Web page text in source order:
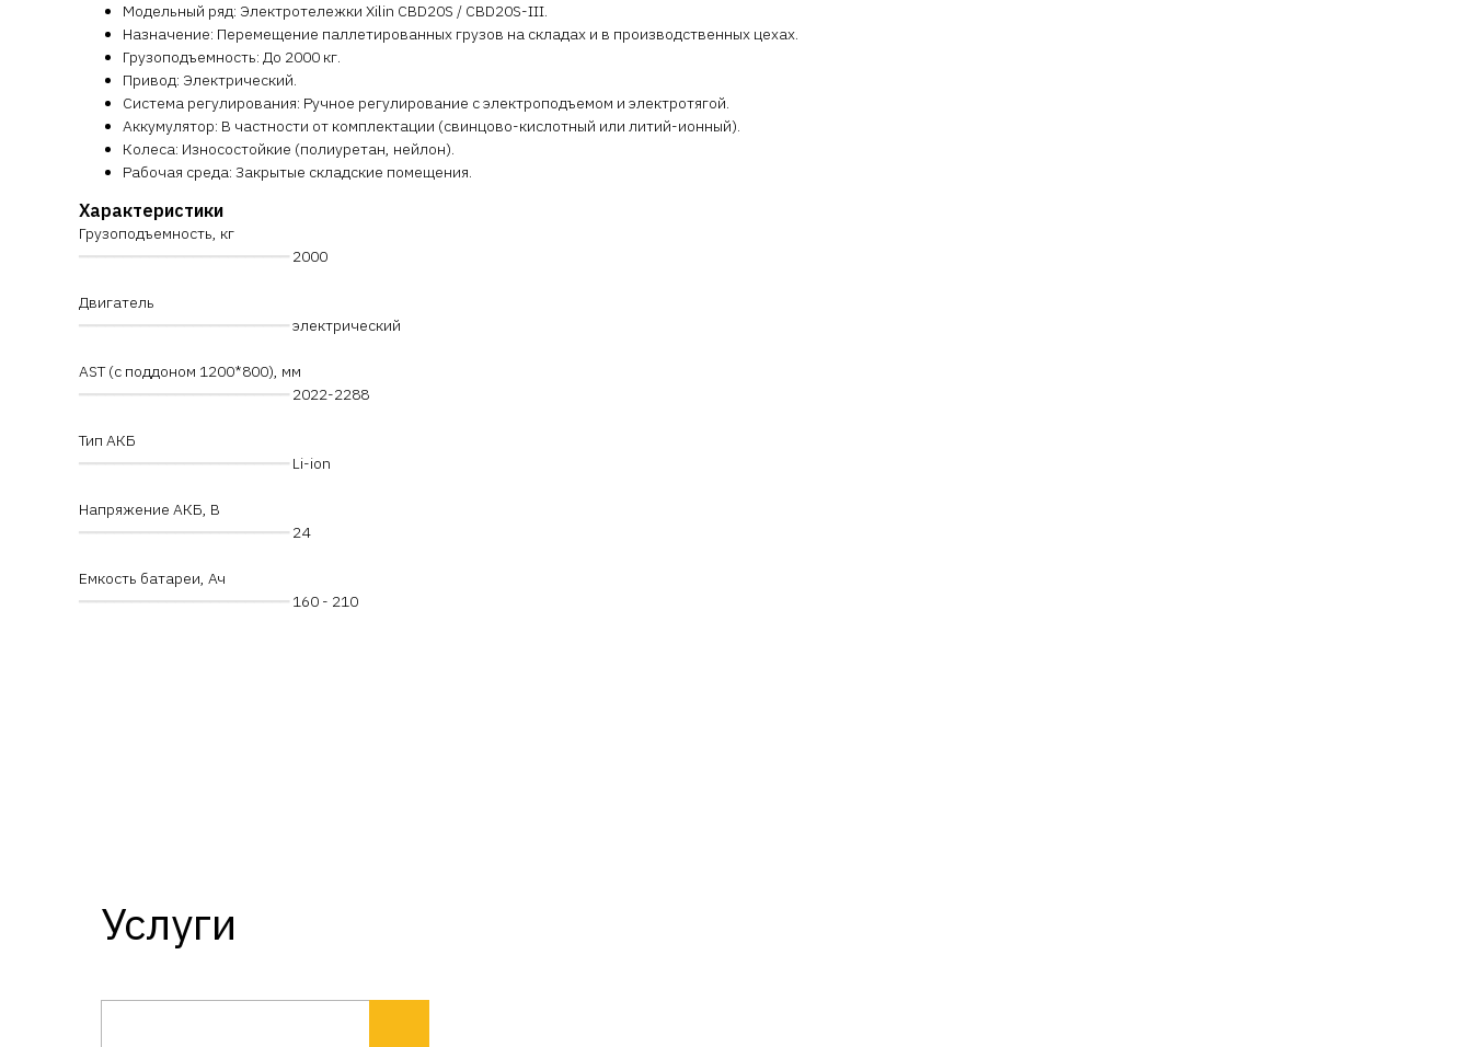
Модельный ряд: Электротележки Xilin CBD20S / CBD20S-III.
Назначение: Перемещение паллетированных грузов на складах и в производственных цехах.
Грузоподъемность: До 2000 кг.
Привод: Электрический.
Система регулирования: Ручное регулирование с электроподъемом и электротягой.
Аккумулятор: В частности от комплектации (свинцово-кислотный или литий-ионный).
Колеса: Износостойкие (полиуретан, нейлон).
Рабочая среда: Закрытые складские помещения.
Характеристики
Грузоподъемность, кг
━━━━━━━━━━━━━━━━━━━━━━━━ 2000
Двигатель
━━━━━━━━━━━━━━━━━━━━━━━━электрический
AST (с поддоном 1200*800), мм
━━━━━━━━━━━━━━━━━━━━━━━━ 2022-2288
Тип АКБ
━━━━━━━━━━━━━━━━━━━━━━━━ Li-ion
Напряжение АКБ, В
━━━━━━━━━━━━━━━━━━━━━━━━ 24
Емкость батареи, Ач
━━━━━━━━━━━━━━━━━━━━━━━━ 160 - 210
Услуги